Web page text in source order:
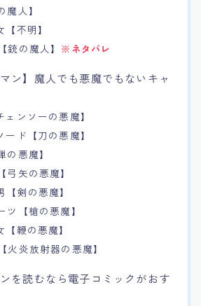
人】
不明】
銃の魔人】 ※ネタバレ
マン】魔人でも悪魔でもないキャ
ンソーの悪魔】
ド【刀の悪魔】
の悪魔】
弓矢の悪魔】
剣の悪魔】
ツ【槍の悪魔】
鞭の悪魔】
火炎放射器の悪魔】
を読むなら電子コミックがおす